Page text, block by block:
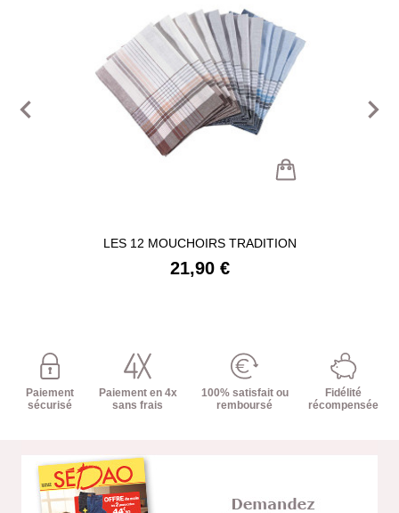
LES 12 MOUCHOIRS TRADITION
21,90 €
navigate_before navigate_next
Paiement
sécurisé
Paiement en 4x
sans frais
100% satisfait ou
remboursé
Fidélité
récompensée